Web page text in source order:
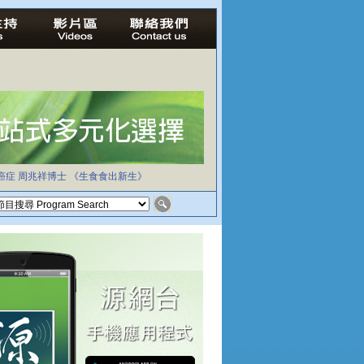
症 周兆祥博士 《生食食出新生》